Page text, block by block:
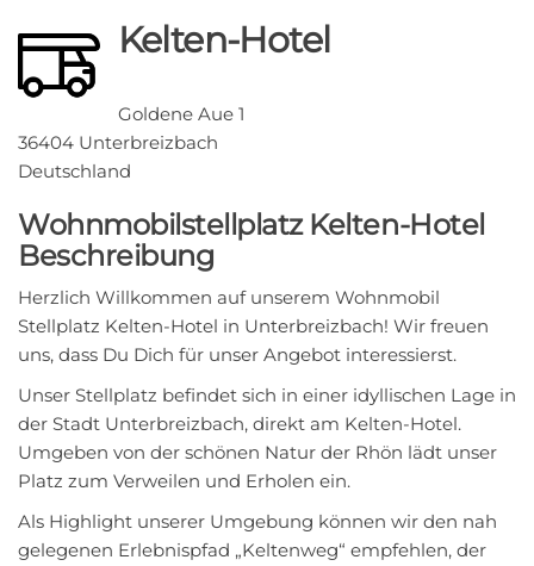
Kelten-Hotel
Goldene Aue 1
36404 Unterbreizbach
Deutschland
Wohnmobilstellplatz Kelten-Hotel
Beschreibung
Herzlich Willkommen auf unserem Wohnmobil
Stellplatz Kelten-Hotel in Unterbreizbach! Wir freuen
uns, dass Du Dich für unser Angebot interessierst.
Unser Stellplatz befindet sich in einer idyllischen Lage in
der Stadt Unterbreizbach, direkt am Kelten-Hotel.
Umgeben von der schönen Natur der Rhön lädt unser
Platz zum Verweilen und Erholen ein.
Als Highlight unserer Umgebung können wir den nah
gelegenen Erlebnispfad „Keltenweg“ empfehlen, der